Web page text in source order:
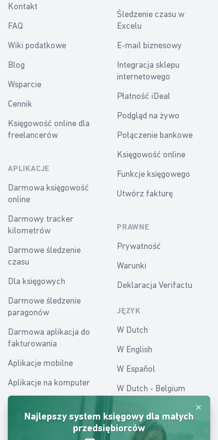
Odrzuć
Najlepszy system księgowy dla małych
przedsiębiorców
Kontakt
FAQ
Wiki podatkowe
Blog
Wsparcie
Cennik
Księgowość online dla
freelancerów
APLIKACJE
Darmowa księgowość
online
Darmowy tracker
kilometrów
Darmowe śledzenie
czasu
Dla księgowych
Darmowe śledzenie
paragonów
Darmowa aplikacja do
fakturowania
Aplikacje mobilne
Aplikacje na komputer
Mobilna aplikacja
księgowa
Aplikacje księgowe
Śledzenie czasu w
Excelu
E-mail biznesowy
Integracja sklepu
internetowego
Płatność iDeal
Podgląd na żywo
Połączenie bankowe
Księgowość online
Funkcje księgowego
Utwórz fakturę
PRAWNE
Prywatność
Warunki
Deklaracja Verifactu
JĘZYK
W Dutch
W English
W Español
W Dutch - Belgium